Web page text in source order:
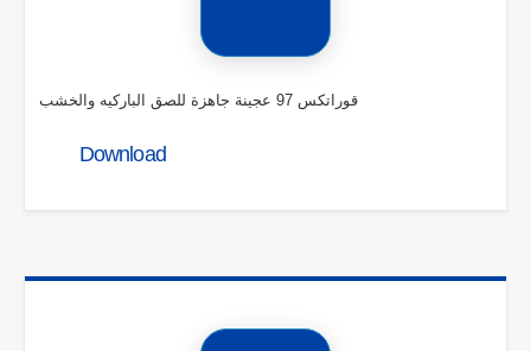
قوراتكس 97 عجينة جاهزة للصق الباركيه والخشب
Download